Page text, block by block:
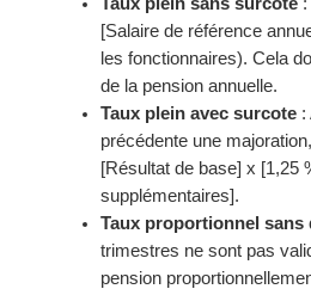
[Salaire de référence
les fonctionnaires). Cela
de la pension annuelle.
Taux plein avec surcote:
précédente une
[Résultat de base] x [1,25
supplémentaires].
Taux proportionnel sans
trimestres ne sont pas
pension